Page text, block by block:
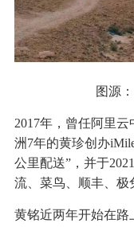
图源
2017年，曾任阿里
洲7年的黄珍创办
公里配送”，并于
流、菜鸟、顺丰、极
黄铭近两年开始在路